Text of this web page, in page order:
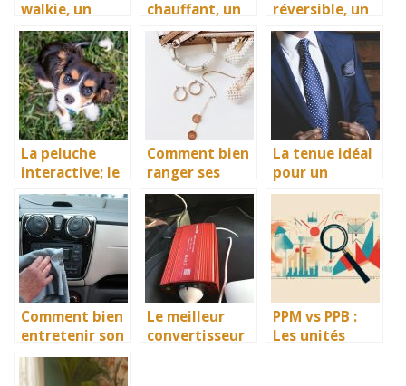
walkie, un
moyen de
communicatio
n pour tous
chauffant, un
accessoire
idéal de
diffusion de la
chaleur
réversible, un
véritable
moyen de
rafraichir
votre cadre de
La peluche
interactive; le
meilleur
cadeau pour
votre enfant
Comment bien
ranger ses
accessoires ?
La tenue idéal
pour un
mariage pour
un homme
Comment bien
entretenir son
auto au
quotidien ?
Le meilleur
convertisseur
PPM vs PPB :
Les unités